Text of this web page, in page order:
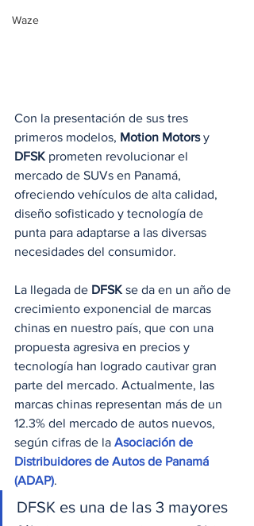
Waze
Con la presentación de sus tres
primeros modelos, Motion Motors y
DFSK prometen revolucionar el
mercado de SUVs en Panamá,
ofreciendo vehículos de alta calidad,
diseño sofisticado y tecnología de
punta para adaptarse a las diversas
necesidades del consumidor.
La llegada de DFSK se da en un año de
crecimiento exponencial de marcas
chinas en nuestro país, que con una
propuesta agresiva en precios y
tecnología han logrado cautivar gran
parte del mercado. Actualmente, las
marcas chinas representan más de un
12.3% del mercado de autos nuevos,
según cifras de la Asociación de
Distribuidores de Autos de Panamá
(ADAP).
DFSK es una de las 3 mayores